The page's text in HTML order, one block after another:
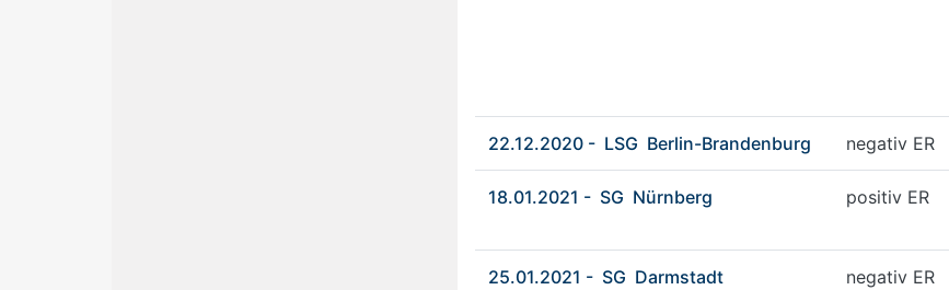
22.12.2020 - LSG Berlin-Brandenburg negativ ER
18.01.2021 - SG Nürnberg positiv ER
25.01.2021 - SG Darmstadt negativ ER